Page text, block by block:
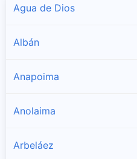
Agua de Dios
Albán
Anapoima
Anolaima
Arbeláez